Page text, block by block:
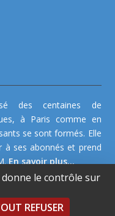
des centaines de
à Paris comme en
se sont formés. Elle
à ses abonnés et prend
En savoir plus...
le contrôle sur
REFUSER